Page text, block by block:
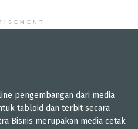
pengembangan dari media
tabloid dan terbit secara
Bisnis merupakan media cetak